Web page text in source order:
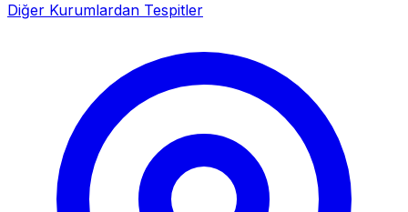
Diğer Kurumlardan Tespitler